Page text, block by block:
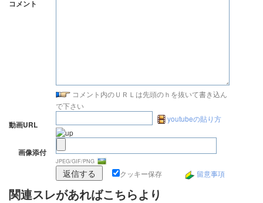
コメント
コメント内のＵＲＬは先頭のｈを抜いて書き込ん
で下さい
動画URL
youtubeの貼り方
画像添付
JPEG/GIF/PNG
クッキー保存 留意事項
関連スレがあればこちらより